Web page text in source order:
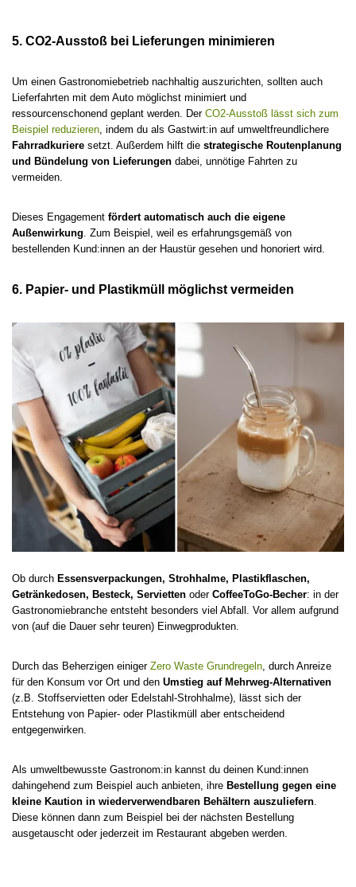
5. CO2-Ausstoß bei Lieferungen minimieren
Um einen Gastronomiebetrieb nachhaltig auszurichten, sollten auch
Lieferfahrten mit dem Auto möglichst minimiert und
ressourcenschonend geplant werden. Der CO2-Ausstoß lässt sich zum
Beispiel reduzieren, indem du als Gastwirt:in auf umweltfreundlichere
Fahrradkuriere setzt. Außerdem hilft die strategische Routenplanung
und Bündelung von Lieferungen dabei, unnötige Fahrten zu
vermeiden.
Dieses Engagement fördert automatisch auch die eigene
Außenwirkung. Zum Beispiel, weil es erfahrungsgemäß von
bestellenden Kund:innen an der Haustür gesehen und honoriert wird.
6. Papier- und Plastikmüll möglichst vermeiden
Ob durch Essensverpackungen, Strohhalme, Plastikflaschen,
Getränkedosen, Besteck, Servietten oder CoffeeToGo-Becher: in der
Gastronomiebranche entsteht besonders viel Abfall. Vor allem aufgrund
von (auf die Dauer sehr teuren) Einwegprodukten.
Durch das Beherzigen einiger Zero Waste Grundregeln , durch Anreize
für den Konsum vor Ort und den Umstieg auf Mehrweg-Alternativen
(z.B. Stoffservietten oder Edelstahl-Strohhalme), lässt sich der
Entstehung von Papier- oder Plastikmüll aber entscheidend
entgegenwirken.
Als umweltbewusste Gastronom:in kannst du deinen Kund:innen
dahingehend zum Beispiel auch anbieten, ihre Bestellung gegen eine
kleine Kaution in wiederverwendbaren Behältern auszuliefern
Diese können dann zum Beispiel bei der nächsten Bestellung
ausgetauscht oder jederzeit im Restaurant abgeben werden.